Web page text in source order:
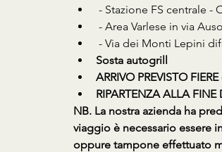
- Stazione FS centrale -
- Area Varlese in via
- Via dei Monti Lepini
Sosta autogrill
ARRIVO PREVISTO
RIPARTENZA ALLA
NB. La nostra azienda ha
viaggio è necessario essere
oppure tampone effettuato